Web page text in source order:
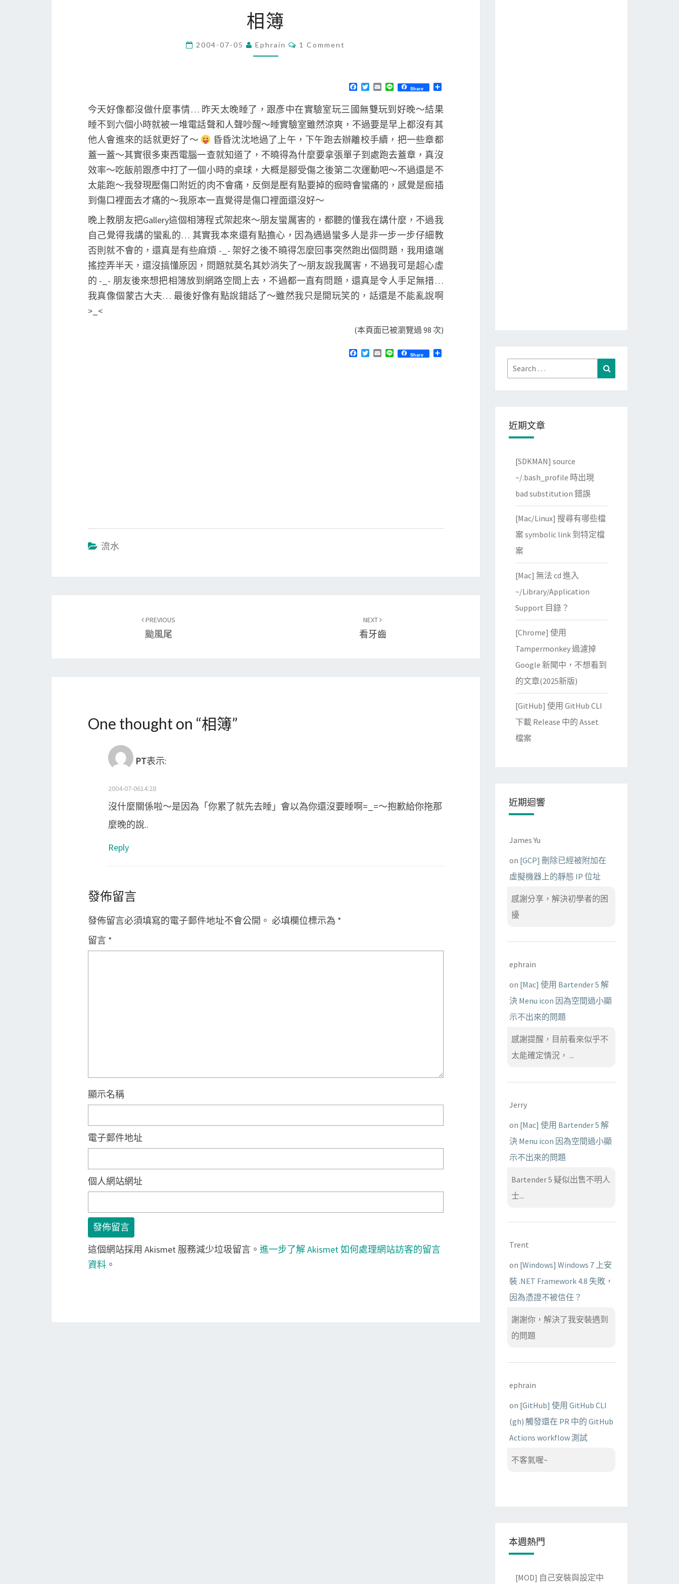
簿
相簿
2004-07-05 Ephrain
C1 Comment
F
c
e
b
o
o
k
T
i
t
t
e
r
E
a
i
l
L
n
e
Share
分
今天好像都沒做什麼事情… 昨天太晚睡了，跟彥中在實驗室玩三國無雙玩到好晚～結果
睡不到六個小時就被一堆電話聲和人聲吵醒～睡實驗室雖然涼爽，不過要是早上都沒有其
他人會進來的話就更好了～
昏昏沈沈地過了上午，下午跑去辦離校手續，把一些章都
蓋一蓋～其實很多東西電腦一查就知道了，不曉得為什麼要拿張單子到處跑去蓋章，真沒
效率～吃飯前跟彥中打了一個小時的桌球，大概是腳受傷之後第二次運動吧～不過還是不
太能跑～我發現壓傷口附近的肉不會痛，反倒是壓有點要掉的痂時會蠻痛的，感覺是痂插
到傷口裡面去才痛的～我原本一直覺得是傷口裡面還沒好～
晚上教朋友把Gallery這個相簿程式架起來～朋友蠻厲害的，都聽的懂我在講什麼，不過我
自己覺得我講的蠻亂的… 其實我本來還有點擔心，因為遇過蠻多人是非一步一步仔細教
否則就不會的，還真是有些麻煩 -_- 架好之後不曉得怎麼回事突然跑出個問題，我用遠端
搖控弄半天，還沒搞懂原因，問題就莫名其妙消失了～朋友說我厲害，不過我可是超心虛
的 -_- 朋友後來想把相簿放到網路空間上去，不過都一直有問題，還真是令人手足無措…
我真像個蒙古大夫… 最後好像有點說錯話了～雖然我只是開玩笑的，話還是不能亂說啊
>_<
(本頁面已被瀏覽過 98 次)
F
T
E
L
Share
分
流水
PREVIOUS
颱風尾
NEXT
看牙齒
One thought on “相簿”
PT表示:
2004-07-0614:28
沒什麼關係啦～是因為「你累了就先去睡」會以為你還沒要睡啊=_=～抱歉給你拖那
麼晚的說..
Reply
發佈留言
發佈留言必須填寫的電子郵件地址不會公開。 必填欄位標示為 *
留言 *
顯示名稱
電子郵件地址
個人網站網址
這個網站採用 Akismet 服務減少垃圾留言。 進一步了解 Akismet 如何處理網站訪客的留言
資料 。
Search
for:
近期文章
[SDKMAN] source
~/.bash_profile 時出現
bad substitution 錯誤
[Mac/Linux] 搜尋有哪些檔
案 symbolic link 到特定檔
案
[Mac] 無法 cd 進入
~/Library/Application
Support 目錄？
[Chrome] 使用
Tampermonkey 過濾掉
Google 新聞中，不想看到
的文章(2025新版)
[GitHub] 使用 GitHub CLI
下載 Release 中的 Asset
檔案
近期迴響
James Yu
on [GCP] 刪除已經被附加在
虛擬機器上的靜態 IP 位址
感謝分享，解決初學者的困
擾
ephrain
on [Mac] 使用 Bartender 5 解
決 Menu icon 因為空間過小顯
示不出來的問題
感謝提醒，目前看來似乎不
太能確定情況， ...
Jerry
on [Mac] 使用 Bartender 5 解
決 Menu icon 因為空間過小顯
示不出來的問題
Bartender 5 疑似出售不明人
士...
Trent
on [Windows] Windows 7 上安
裝 .NET Framework 4.8 失敗，
因為憑證不被信任？
謝謝你，解決了我安裝遇到
的問題
ephrain
on [GitHub] 使用 GitHub CLI
(gh) 觸發還在 PR 中的 GitHub
Actions workflow 測試
不客氣喔~
本週熱門
[MOD] 自己安裝與設定中